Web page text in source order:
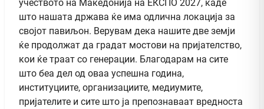
учеството на Македонија на ЕКСПО 2027, каде
што нашата држава ќе има одлична локација за
својот павиљон. Верувам дека нашите две земји
ќе продолжат да градат мостови на пријателство,
кои ќе траат со генерации. Благодарам на сите
што беа дел од оваа успешна година,
институциите, организациите, медиумите,
пријателите и сите што ја препознаваат вредноста